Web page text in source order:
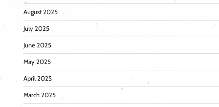
August 2025
July 2025
June 2025
May 2025
April 2025
March 2025